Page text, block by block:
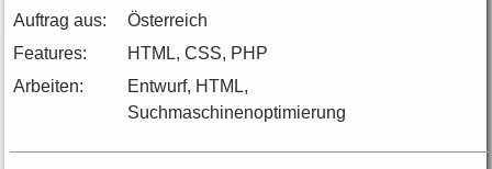
Auftrag aus:
Österreich
Features:
HTML, CSS, PHP
Arbeiten:
Entwurf, HTML,
Suchmaschinenoptimierung